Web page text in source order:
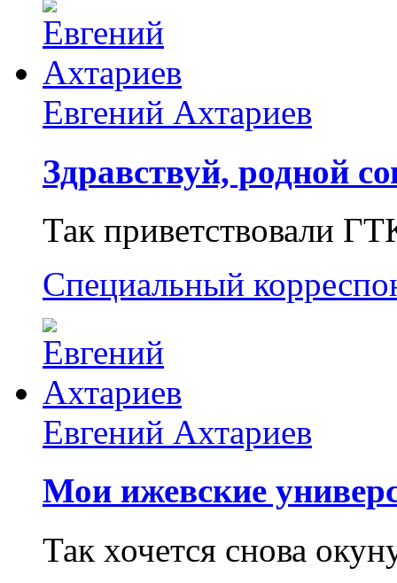
Евгений Ахтариев
Здравствуй, родной
Так приветствовали
Специальный
Евгений Ахтариев
Мои ижевские
Так хочется снова